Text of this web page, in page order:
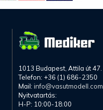
1013 Budapest, Attila út 47.
Telefon: +36 (1) 686-2350
Mail: info@vasutmodell.com
Nyitvatartás:
H-P: 10:00-18:00